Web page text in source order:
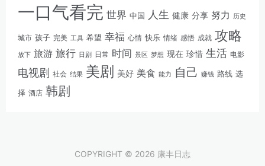
一口气看完 世界 中国 人生 健康 分享 努力 历史
城市 孩子 完美 工具 希望 幸福 心情 快乐 情绪 感悟 成就 攻略
放下 旅游 旅行 日剧 日常 时间 景区 梦想 现在 珍惜 生活 电影
电视剧 社会 结果 美剧 美好 美食 能力 自己 赚钱 路线 选
择 酒店 韩剧
COPYRIGHT © 2026 康丰日志